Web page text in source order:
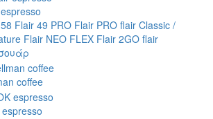
Flair 49 PRO Flair PRO flair Classic /
Flair NEO FLEX Flair 2GO flair
coffee